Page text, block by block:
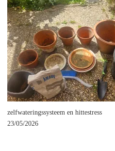
zelfwateringssysteem en hittestress
23/05/2026